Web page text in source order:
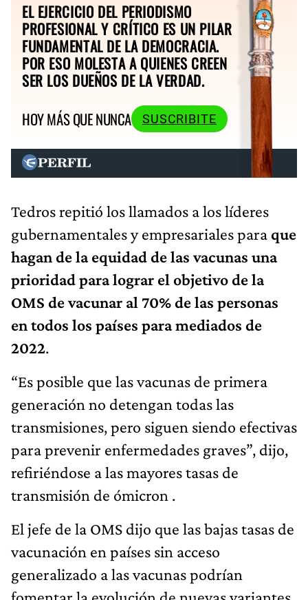
EL EJERCICIO DEL PERIODISMO
PROFESIONAL Y CRÍTICO ES UN PILAR
FUNDAMENTAL DE LA DEMOCRACIA.
POR ESO MOLESTA A QUIENES CREEN
SER LOS DUEÑOS DE LA VERDAD.
HOY MÁS QUE NUNCA
SUSCRIBITE
Tedros repitió los llamados a los líderes
gubernamentales y empresariales para que
hagan de la equidad de las vacunas una
prioridad para lograr el objetivo de la
OMS de vacunar al 70% de las personas
en todos los países para mediados de
2022.
“Es posible que las vacunas de primera
generación no detengan todas las
transmisiones, pero siguen siendo efectivas
para prevenir enfermedades graves”, dijo,
refiriéndose a las mayores tasas de
transmisión de ómicron .
El jefe de la OMS dijo que las bajas tasas de
vacunación en países sin acceso
generalizado a las vacunas podrían